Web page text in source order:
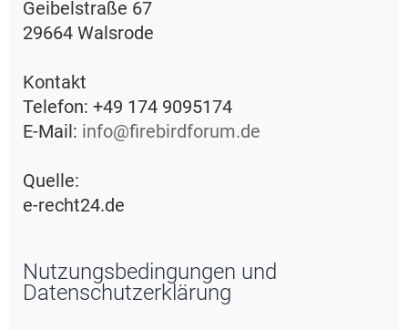
Geibelstraße 67
29664 Walsrode
Kontakt
Telefon: +49 174 9095174
E-Mail: info@firebirdforum.de
Quelle:
e-recht24.de
Nutzungsbedingungen und
Datenschutzerklärung